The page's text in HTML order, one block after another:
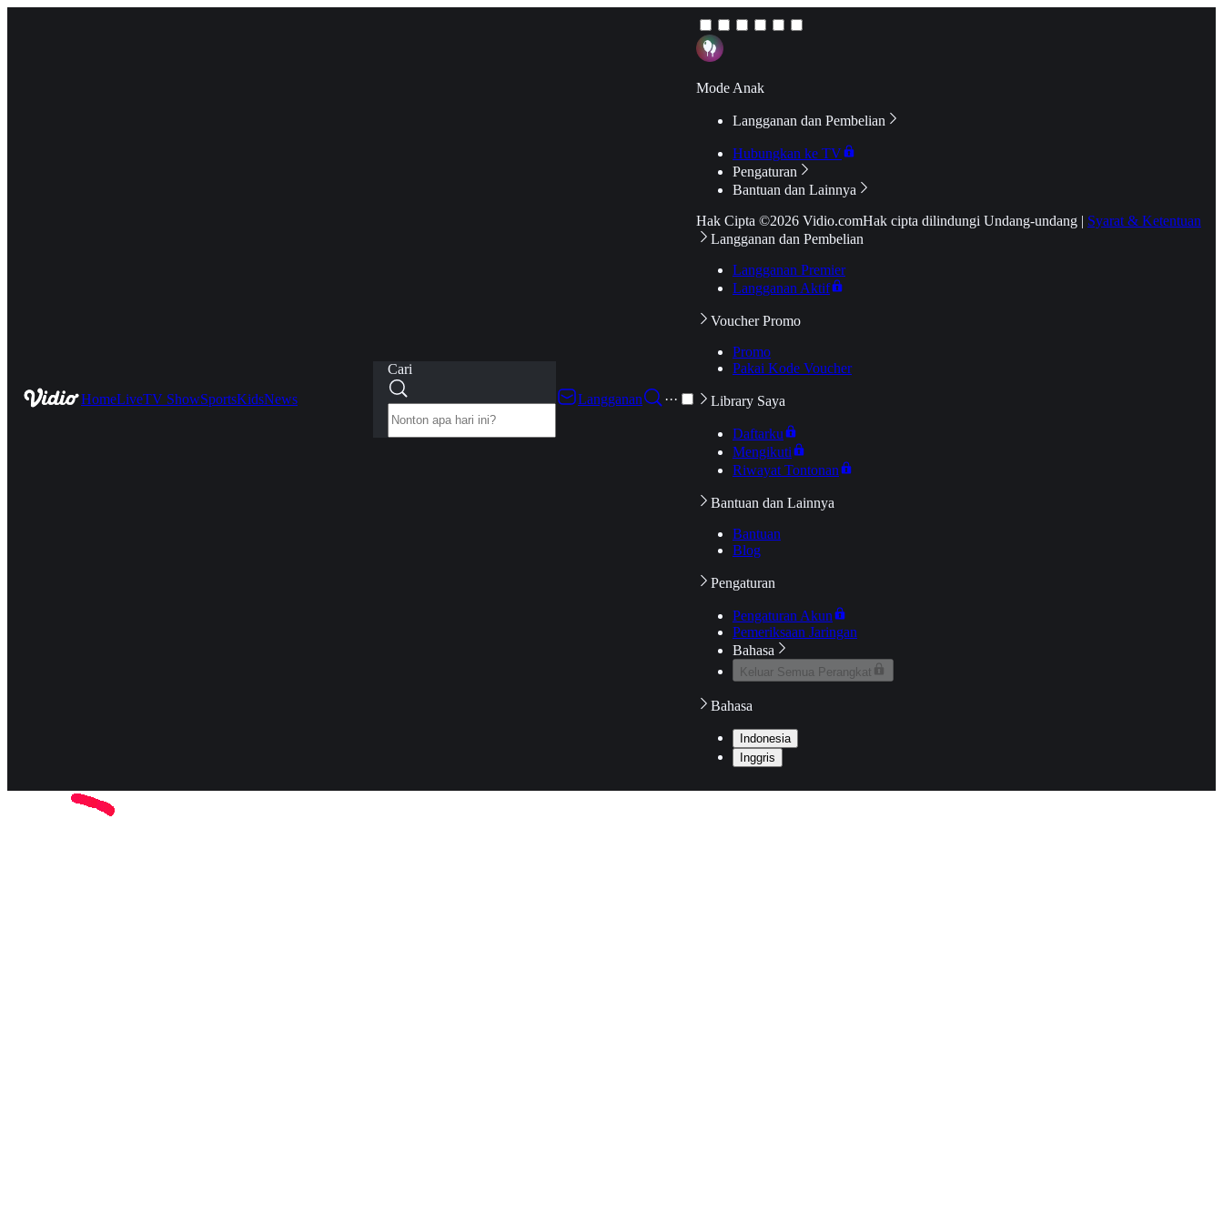
HomeLiveTV ShowSportsKidsNews
Cari
Langganan
···
Mode Anak
Langganan dan Pembelian
Hubungkan ke TV
Pengaturan
Bantuan dan Lainnya
Hak Cipta ©2026 Vidio.comHak cipta dilindungi Undang-undang | Syarat & Ketentuan
Langganan dan Pembelian
Langganan Premier
Langganan Aktif
Voucher Promo
Promo
Pakai Kode Voucher
Library Saya
Daftarku
Mengikuti
Riwayat Tontonan
Bantuan dan Lainnya
Bantuan
Blog
Pengaturan
Pengaturan Akun
Pemeriksaan Jaringan
Bahasa
Keluar Semua Perangkat
Bahasa
Indonesia
Inggris